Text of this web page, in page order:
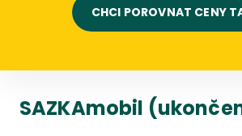
CHCI POROVNAT CENY
SAZKAmobil